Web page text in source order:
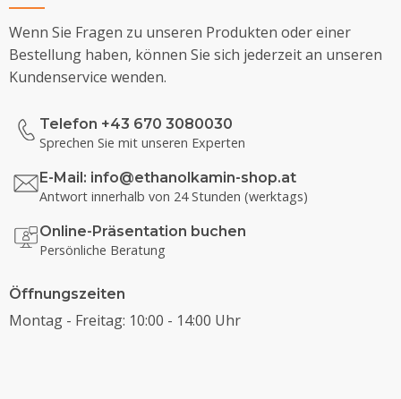
Wenn Sie Fragen zu unseren Produkten oder einer
Bestellung haben, können Sie sich jederzeit an unseren
Kundenservice wenden.
Telefon +43 670 3080030
Sprechen Sie mit unseren Experten
E-Mail: info@ethanolkamin-shop.at
Antwort innerhalb von 24 Stunden (werktags)
Online-Präsentation buchen
Persönliche Beratung
Öffnungszeiten
Montag - Freitag: 10:00 - 14:00 Uhr